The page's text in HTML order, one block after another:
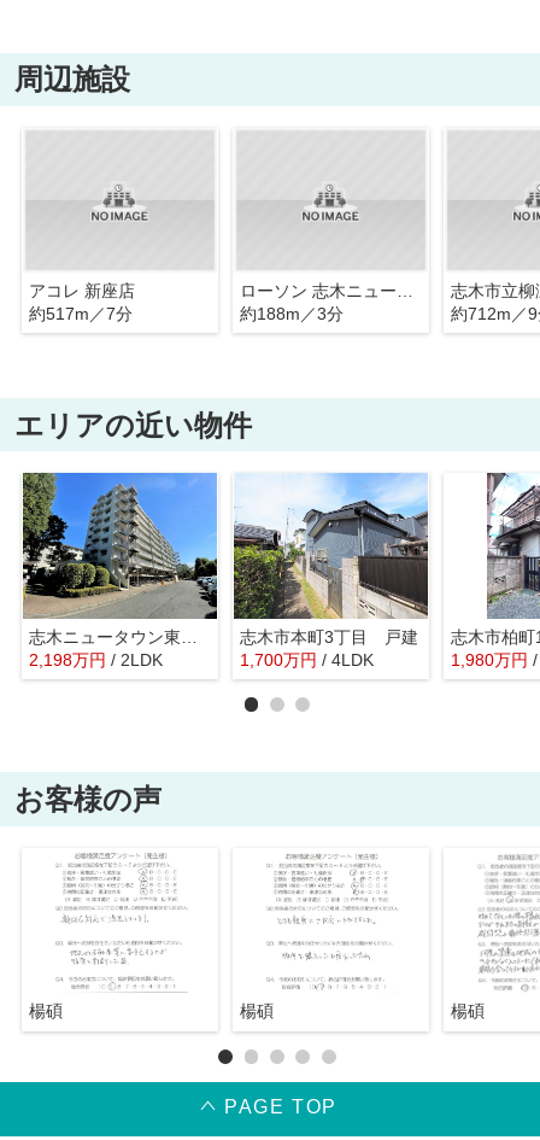
周辺施設
アコレ 新座店
約517m／7分
ローソン 志木ニュータウン店
約188m／3分
志木市立柳
約712m／
エリアの近い物件
2,198万円 / 2LDK
志木市本町3丁目 戸建
1,700万円 / 4LDK
志木市柏町
1,980万円
お客様の声
楊碩 楊碩 楊碩
PAGE TOP